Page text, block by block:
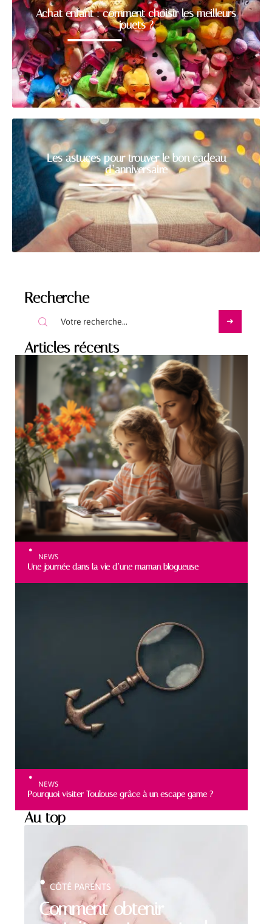
Achat enfant : comment choisir les meilleurs
jouets ?
Les astuces pour trouver le bon cadeau
d’anniversaire
Recherche
Articles récents
NEWS
Une journée dans la vie d’une maman blogueuse
NEWS
Pourquoi visiter Toulouse grâce à un escape game ?
Au top
Comment obtenir
CÔTÉ PARENTS